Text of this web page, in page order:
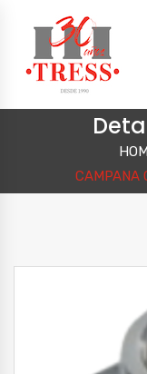
CAMPANA